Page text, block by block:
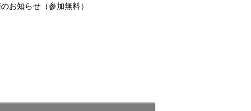
お知らせ（参加無料）